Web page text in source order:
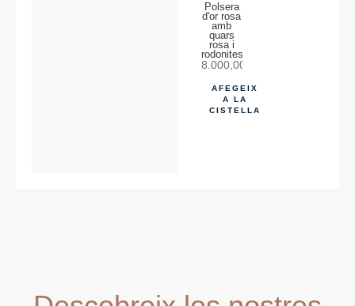
Polsera
d'or rosa
amb
quars
rosa i
rodonites
8.000,00
AFEGEIX
A LA
CISTELLA